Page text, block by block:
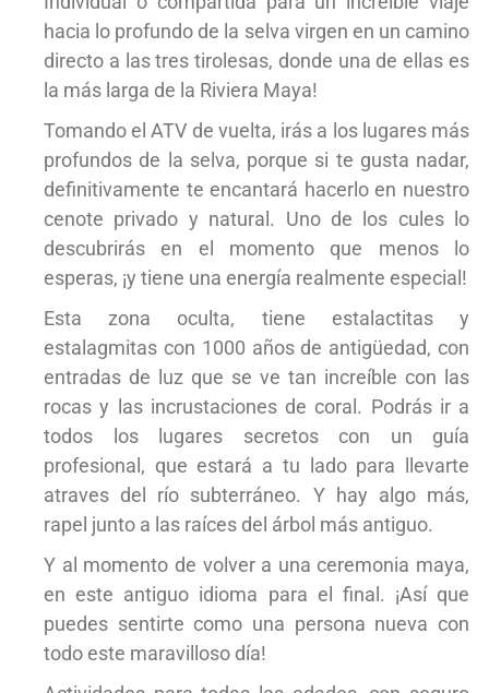
hacia lo profundo de la selva virgen en un camino
directo a las tres tirolesas, donde una de ellas es
la más larga de la Riviera Maya!
Tomando el ATV de vuelta, irás a los lugares más
profundos de la selva, porque si te gusta nadar,
definitivamente te encantará hacerlo en nuestro
cenote privado y natural. Uno de los cules lo
descubrirás en el momento que menos lo
esperas, ¡y tiene una energía realmente especial!
Esta zona oculta, tiene estalactitas y
estalagmitas con 1000 años de antigüedad, con
entradas de luz que se ve tan increíble con las
rocas y las incrustaciones de coral. Podrás ir a
todos los lugares secretos con un guía
profesional, que estará a tu lado para llevarte
atraves del río subterráneo. Y hay algo más,
rapel junto a las raíces del árbol más antiguo.
Y al momento de volver a una ceremonia maya,
en este antiguo idioma para el final. ¡Así que
puedes sentirte como una persona nueva con
todo este maravilloso día!